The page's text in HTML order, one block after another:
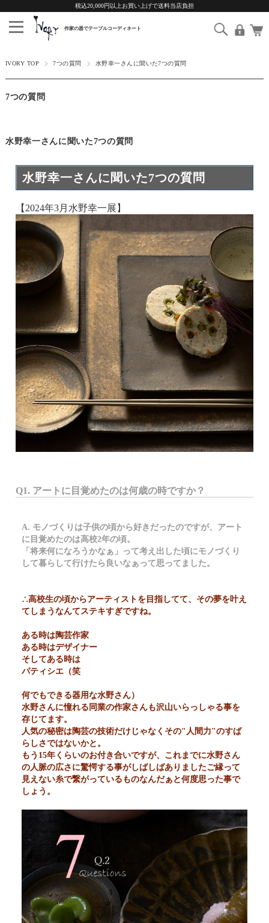
税込20,000円以上お買い上げで送料当店負担
IVORY TOP 7つの質問 水野幸一さんに聞いた7つの質問
7つの質問
水野幸一さんに聞いた7つの質問
水野幸一さんに聞いた7つの質問
【2024年3月水野幸一展】
Q1. アートに目覚めたのは何歳の時ですか？
A. モノづくりは子供の頃から好きだったのですが、アート
に目覚めたのは高校2年の頃。
「将来何になろうかなぁ」って考え出した頃にモノづくり
して暮らして行けたら良いなぁって思ってました。
∴高校生の頃からアーティストを目指してて、その夢を叶え
てしまうなんてステキすぎですね。
ある時は陶芸作家
ある時はデザイナー
そしてある時は
パティシエ（笑
何でもできる器用な水野さん）
水野さんに憧れる同業の作家さんも沢山いらっしゃる事を
存じてます。
人気の秘密は陶芸の技術だけじゃなくその"人間力"のすば
らしさではないかと。
もう15年くらいのお付き合いですが、これまでに水野さん
の人脈の広さに驚愕する事がしばしばありましたご縁って
見えない糸で繋がっているものなんだぁと何度思った事で
しょう。